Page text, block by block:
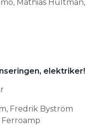
Mathias Hultman,
elektriker!
Fredrik Byström
Ferroamp